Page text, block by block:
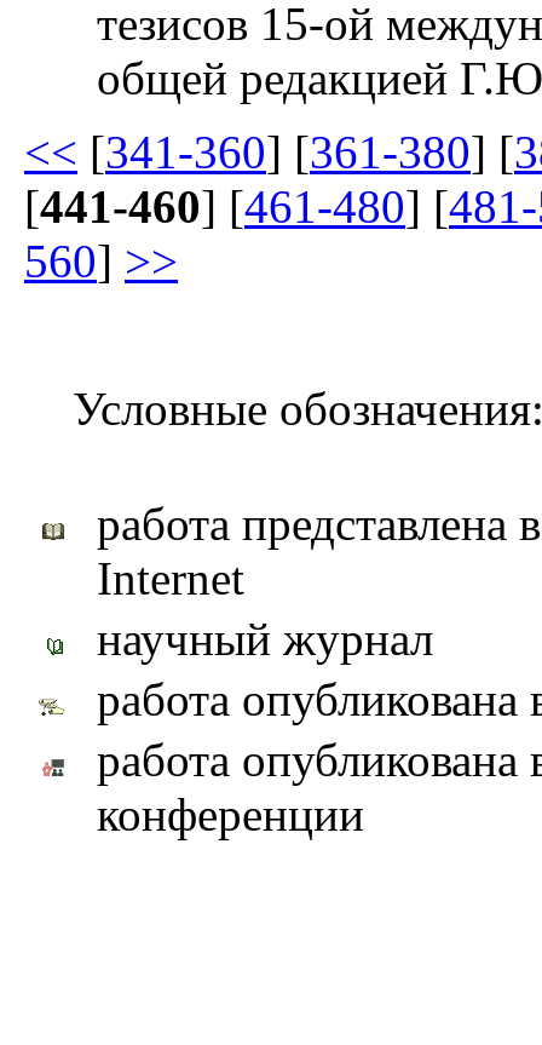
тезисов 15-ой
общей редакцией
<< [341-360] [361-380] [
[441-460] [461-480] [
560] >>
Условные
работа представлена
Internet
научный журнал
работа
работа опубликована
конференции